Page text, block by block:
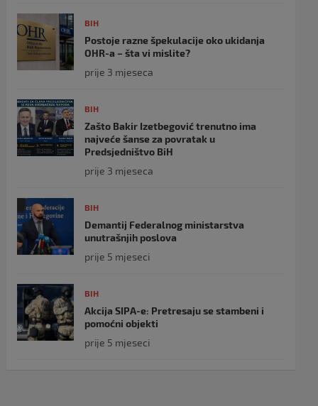
BIH
Postoje razne špekulacije oko ukidanja
OHR-a – šta vi mislite?
prije 3 mjeseca
BIH
Zašto Bakir Izetbegović trenutno ima
najveće šanse za povratak u
Predsjedništvo BiH
prije 3 mjeseca
BIH
Demantij Federalnog ministarstva
unutrašnjih poslova
prije 5 mjeseci
BIH
Akcija SIPA-e: Pretresaju se stambeni i
pomoćni objekti
prije 5 mjeseci